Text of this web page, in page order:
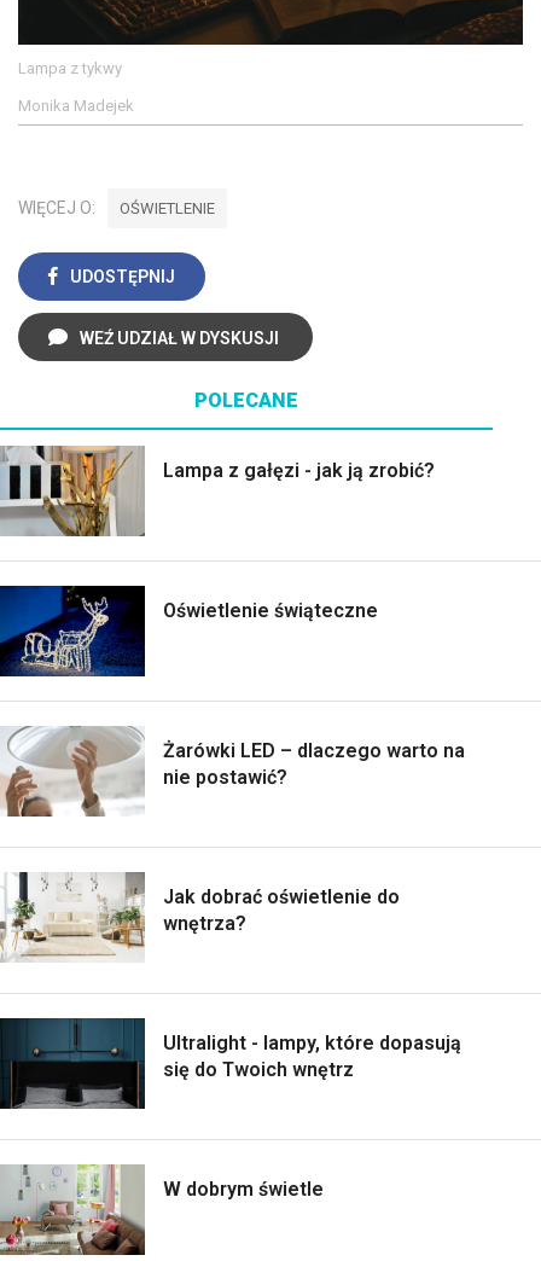
Lampa z tykwy
Monika Madejek
WIĘCEJ O: OŚWIETLENIE
UDOSTĘPNIJ
WEŹ UDZIAŁ W DYSKUSJI
POLECANE
Lampa z gałęzi - jak ją zrobić?
Oświetlenie świąteczne
Żarówki LED – dlaczego warto na
nie postawić?
Jak dobrać oświetlenie do
wnętrza?
Ultralight - lampy, które dopasują
się do Twoich wnętrz
W dobrym świetle